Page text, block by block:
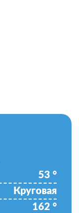
53 °
Круговая
162 °